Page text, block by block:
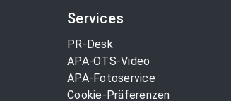
Services
PR-Desk
APA-OTS-Video
APA-Fotoservice
Cookie-Präferenzen